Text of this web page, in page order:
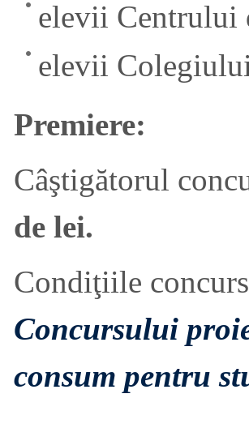
elevii Centrului
elevii
Premiere:
Câştigătorul
de lei.
Condiţiile
Concursului
consum pentru